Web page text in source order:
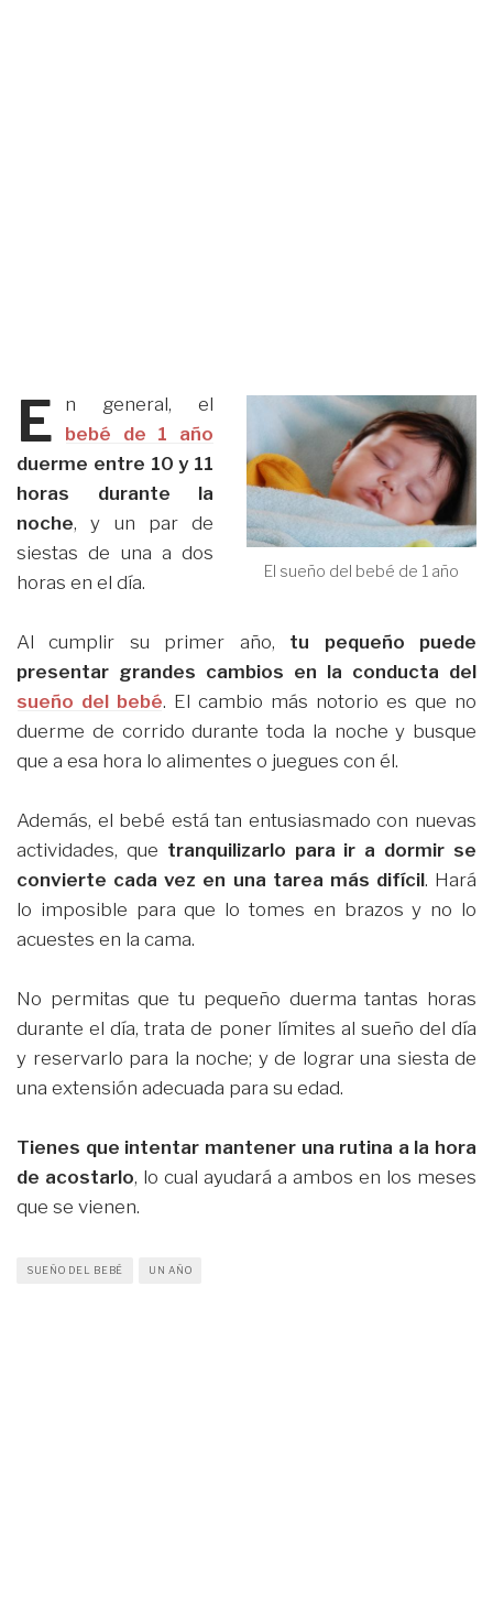
El sueño del bebé de 1 año
E
n general, el
bebé de 1 año
duerme entre 10 y 11
horas durante la
noche, y un par de
siestas de una a dos
horas en el día.
Al cumplir su primer año, tu pequeño puede
presentar grandes cambios en la conducta del
sueño del bebé. El cambio más notorio es que no
duerme de corrido durante toda la noche y busque
que a esa hora lo alimentes o juegues con él.
Además, el bebé está tan entusiasmado con nuevas
actividades, que tranquilizarlo para ir a dormir se
convierte cada vez en una tarea más difícil. Hará
lo imposible para que lo tomes en brazos y no lo
acuestes en la cama.
No permitas que tu pequeño duerma tantas horas
durante el día, trata de poner límites al sueño del día
y reservarlo para la noche; y de lograr una siesta de
una extensión adecuada para su edad.
Tienes que intentar mantener una rutina a la hora
de acostarlo, lo cual ayudará a ambos en los meses
que se vienen.
SUEÑO DEL BEBÉ UN AÑO